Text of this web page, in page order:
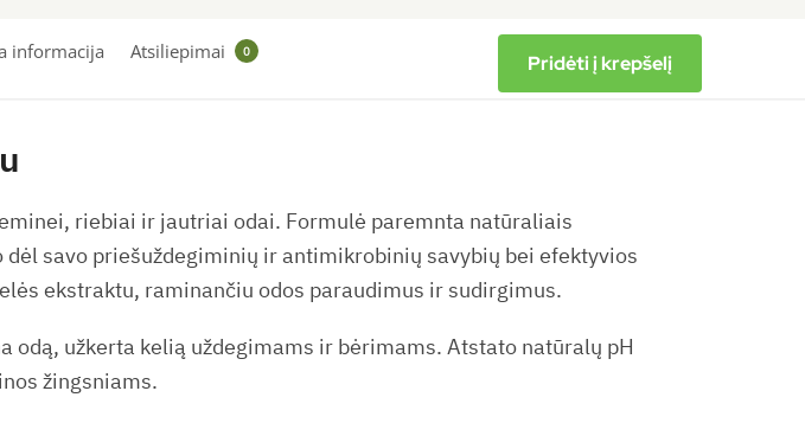
informacija Atsiliepimai 0 Pridėti į krepšelį
riebiai ir jautriai odai. Formulė paremnta natūraliais
savo priešuždegiminių ir antimikrobinių savybių bei efektyvios
ekstraktu, raminančiu odos paraudimus ir sudirgimus.
užkerta kelią uždegimams ir bėrimams. Atstato natūralų pH
žingsniams.